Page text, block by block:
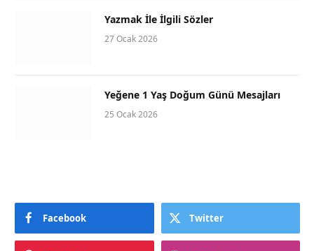
Yazmak İle İlgili Sözler
27 Ocak 2026
Yeğene 1 Yaş Doğum Günü Mesajları
25 Ocak 2026
Facebook Twitter